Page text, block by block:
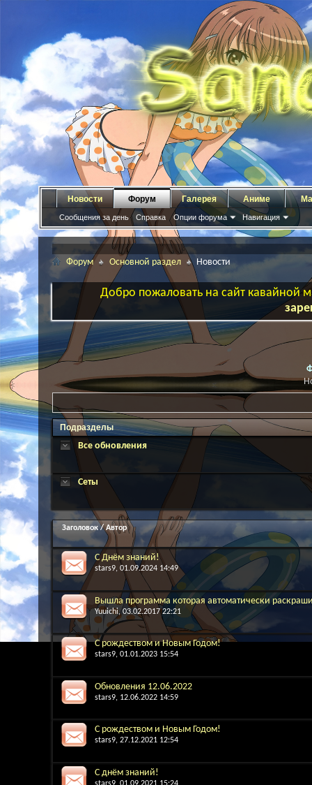
Новости Форум
Сообщения за день Справка Опции форума Навигация
Галерея Аниме
Форум Основной раздел Новости
Добро пожаловать на сайт кавайной
Подразделы
Все обновления
Сеты
Заголовок/Автор
С Днём знаний!
stars9, 01.09.2024 14:49
Вышла программа которая автоматически
Yuuichi, 03.02.2017 22:21
С рождеством и Новым Годом!
stars9, 01.01.2023 15:54
Обновления 12.06.2022
stars9, 12.06.2022 14:59
С рождеством и Новым Годом!
stars9, 27.12.2021 12:54
С днём знаний!